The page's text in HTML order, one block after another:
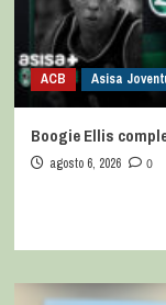
ACB Asisa
Boogie Ellis
agosto 6, 2026 0